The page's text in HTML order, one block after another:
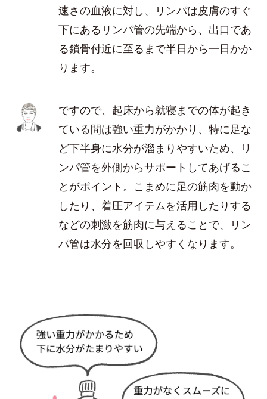
速さの血液に対し、リンパは皮膚のすぐ
下にあるリンパ管の先端から、出口であ
る鎖骨付近に至るまで半日から一日かか
ります。
ですので、起床から就寝までの体が起き
ている間は強い重力がかかり、特に足な
ど下半身に水分が溜まりやすいため、リ
ンパ管を外側からサポートしてあげるこ
とがポイント。こまめに足の筋肉を動か
したり、着圧アイテムを活用したりする
などの刺激を筋肉に与えることで、リン
パ管は水分を回収しやすくなります。